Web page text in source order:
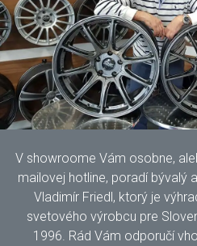
V showroome Vám osobne,
mailovej hotline, poradí bývalý
Vladimír Friedl, ktorý je
svetového výrobcu pre
1996. Rád Vám odporučí